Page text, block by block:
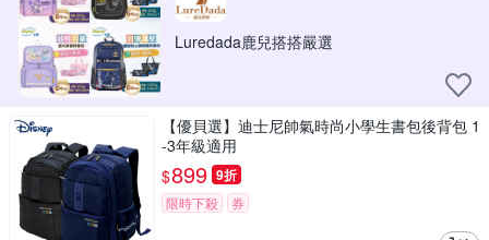
Luredada鹿兒搭搭嚴選
【優貝選】迪士尼帥氣時尚小學生書包後背包 1
-3年級適用
$899 9折
限時下殺 券